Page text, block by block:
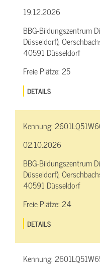
19.12.2026
BBG-Bildungszentrum
Düsseldorf),
40591 Düsseldorf
Freie Plätze:25
DETAILS
Kennung:
02.10.2026
BBG-Bildungszentrum
Düsseldorf),
40591 Düsseldorf
Freie Plätze:24
DETAILS
Kennung: